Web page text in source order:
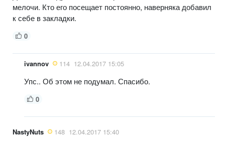
мелочи. Кто его посещает постоянно, наверняка добавил
к себе в закладки.
0
ivannov 114 12.04.2017 15:05
Упс.. Об этом не подумал. Спасибо.
0
NastyNuts 148 12.04.2017 15:40